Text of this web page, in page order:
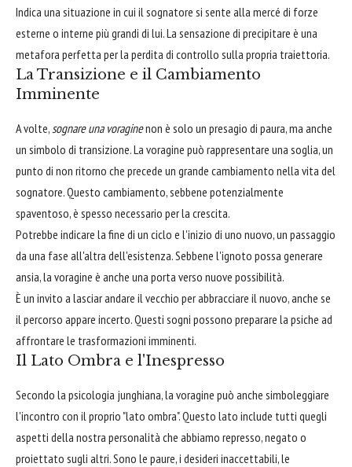
Indica una situazione in cui il sognatore si sente alla mercé di forze
esterne o interne più grandi di lui. La sensazione di precipitare è una
metafora perfetta per la perdita di controllo sulla propria traiettoria.
La Transizione e il Cambiamento
Imminente
A volte,sognare una voraginenon è solo un presagio di paura, ma anche
un simbolo di transizione. La voragine può rappresentare una soglia, un
punto di non ritorno che precede un grande cambiamento nella vita del
sognatore. Questo cambiamento, sebbene potenzialmente
spaventoso, è spesso necessario per la crescita.
Potrebbe indicare la fine di un ciclo e l'inizio di uno nuovo, un passaggio
da una fase all'altra dell'esistenza. Sebbene l'ignoto possa generare
ansia, la voragine è anche una porta verso nuove possibilità.
È un invito a lasciar andare il vecchio per abbracciare il nuovo, anche se
il percorso appare incerto. Questi sogni possono preparare la psiche ad
affrontare le trasformazioni imminenti.
Il Lato Ombra e l'Inespresso
Secondo la psicologia junghiana, la voragine può anche simboleggiare
l'incontro con il proprio "lato ombra". Questo lato include tutti quegli
aspetti della nostra personalità che abbiamo represso, negato o
proiettato sugli altri. Sono le paure, i desideri inaccettabili, le